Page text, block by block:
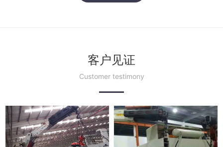
客户见证
Customer testimony